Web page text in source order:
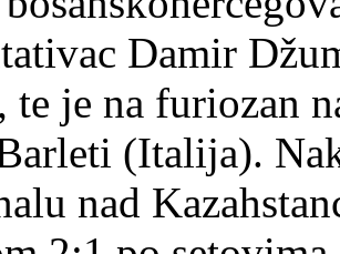
Damir
te je na furiozan
(Italija).
nad